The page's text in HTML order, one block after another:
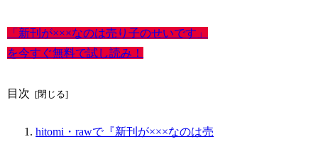
「新刊が×××なのは売り子のせいです」
を今すぐ無料で試し読み！
目次
hitomi・rawで『新刊が×××なのは売